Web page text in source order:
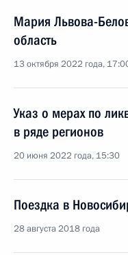
Мария Львова-
область
13 октября 2022 года,
Указ о мерах по
в ряде регионов
20 июня 2022 года, 15:30
Поездка в
28 августа 2018 года